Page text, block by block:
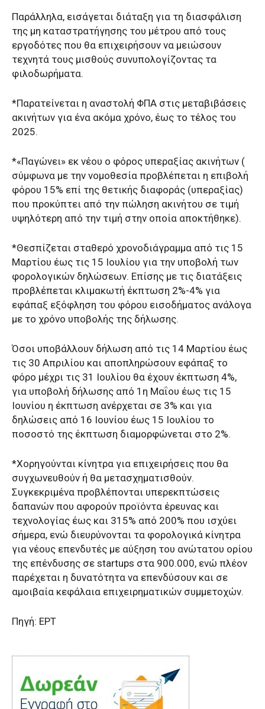
Παράλληλα, εισάγεται διάταξη για τη διασφάλιση
της μη καταστρατήγησης του μέτρου από τους
εργοδότες που θα επιχειρήσουν να μειώσουν
τεχνητά τους μισθούς συνυπολογίζοντας τα
φιλοδωρήματα.
*Παρατείνεται η αναστολή ΦΠΑ στις μεταβιβάσεις
ακινήτων για ένα ακόμα χρόνο, έως το τέλος του
2025.
*«Παγώνει» εκ νέου ο φόρος υπεραξίας ακινήτων (
σύμφωνα με την νομοθεσία προβλέπεται η επιβολή
φόρου 15% επί της θετικής διαφοράς (υπεραξίας)
που προκύπτει από την πώληση ακινήτου σε τιμή
υψηλότερη από την τιμή στην οποία αποκτήθηκε).
*Θεσπίζεται σταθερό χρονοδιάγραμμα από τις 15
Μαρτίου έως τις 15 Ιουλίου για την υποβολή των
φορολογικών δηλώσεων. Επίσης με τις διατάξεις
προβλέπεται κλιμακωτή έκπτωση 2%-4% για
εφάπαξ εξόφληση του φόρου εισοδήματος ανάλογα
με το χρόνο υποβολής της δήλωσης.
Όσοι υποβάλλουν δήλωση από τις 14 Μαρτίου έως
τις 30 Απριλίου και αποπληρώσουν εφάπαξ το
φόρο μέχρι τις 31 Ιουλίου θα έχουν έκπτωση 4%,
για υποβολή δήλωσης από 1η Μαΐου έως τις 15
Ιουνίου η έκπτωση ανέρχεται σε 3% και για
δηλώσεις από 16 Ιουνίου έως 15 Ιουλίου το
ποσοστό της έκπτωση διαμορφώνεται στο 2%.
*Χορηγούνται κίνητρα για επιχειρήσεις που θα
συγχωνευθούν ή θα μετασχηματισθούν.
Συγκεκριμένα προβλέπονται υπερεκπτώσεις
δαπανών που αφορούν προϊόντα έρευνας και
τεχνολογίας έως και 315% από 200% που ισχύει
σήμερα, ενώ διευρύνονται τα φορολογικά κίνητρα
για νέους επενδυτές με αύξηση του ανώτατου ορίου
της επένδυσης σε startups στα 900.000, ενώ πλέον
παρέχεται η δυνατότητα να επενδύσουν και σε
αμοιβαία κεφάλαια επιχειρηματικών συμμετοχών.
Πηγή: ΕΡΤ